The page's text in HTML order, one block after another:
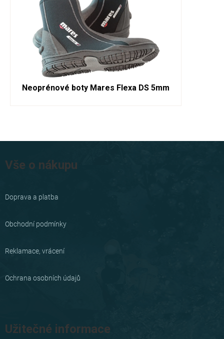
Neoprénové boty Mares Flexa DS 5mm
á
a
Vše o nákupu
Doprava a platba
Obchodní podmínky
Reklamace, vrácení
Ochrana osobních údajů
Užitečné informace